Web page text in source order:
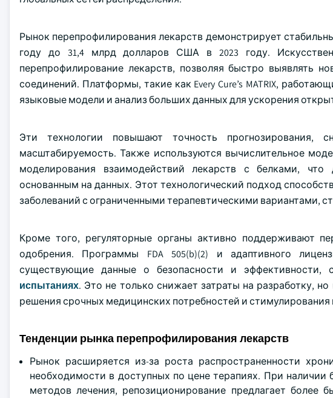
Рынок перепрофилирования лекарств демонстрирует
году до 31,4 млрд долларов США в 2023 году.
перепрофилирование лекарств, позволяя быстро выявлять
соединений. Платформы, такие как Every Cure’s MATRIX,
языковые модели и анализ больших данных для ускорения
Эти технологии повышают точность
масштабируемость. Также используются вычислительное
моделирования взаимодействий лекарств с белками,
основанным на данных. Этот технологический подход
заболеваний с ограниченными терапевтическими вариантами,
Кроме того, регуляторные органы активно поддерживают
одобрения. Программы FDA 505(b)(2) и адаптивного
существующие данные о безопасности и эффективности,
испытаниях. Это не только снижает затраты на разработку,
решения срочных медицинских потребностей и стимулирования
Тенденции рынка перепрофилирования лекарств
Рынок расширяется из-за роста распространенности
необходимости в доступных по цене терапиях. При наличии
методов лечения, репозиционирование предлагает более